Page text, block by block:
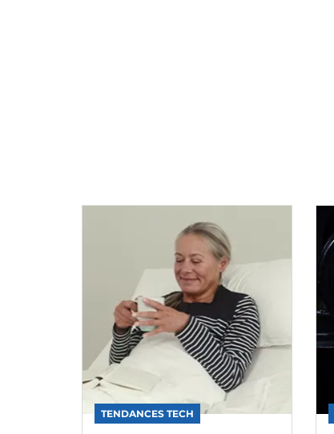
TENDANCES TECH